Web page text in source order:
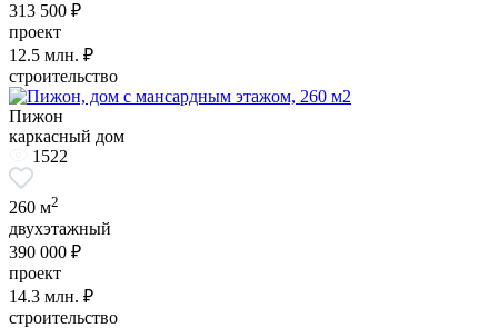
313 500 ₽
проект
12.5 млн. ₽
строительство
Пижон
каркасный дом
1522
260 м2
двухэтажный
390 000 ₽
проект
14.3 млн. ₽
строительство